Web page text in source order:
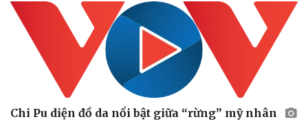
Chi Pu diện đồ da nổi bật giữa “rừng” mỹ nhân